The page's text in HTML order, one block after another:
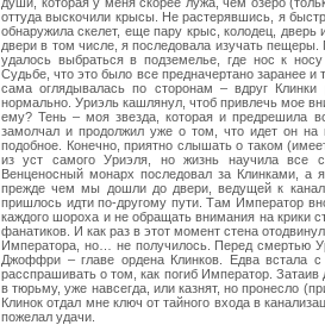
оттуда выскочили крысы. Не растерявшись, я
обнаружила скелет, еще пару крыс, колодец,
двери в том числе, я последовала изучать пещеры.
удалось выбраться в подземелье, где нос к
Судьбе, что это было все предначертано заранее
сама оглядывалась по сторонам – вдруг
нормально. Уриэль кашлянул, чтоб привлечь мое
ему? Тень – моя звезда, которая и предрешила
замолчал и продолжил уже о том, что идет он
подобное. Конечно, приятно слышать о таком
из уст самого Уриэля, но жизнь научила все
Венценосный монарх последовал за Клинками, а
прежде чем мы дошли до двери, ведущей к
пришлось идти по-другому пути. Там Император
каждого шороха и не обращать внимания на крики
фанатиков. И как раз в этот момент стена
Императора, но… не получилось. Перед смертью
Джоффри – главе ордена Клинков. Едва встала
расспрашивать о том, как погиб Император.
в тюрьму, уже навсегда, или казнят, но пронесло
Клинок отдал мне ключ от тайного входа в
пожелал удачи.